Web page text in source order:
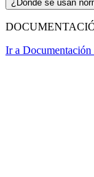
¿Dónde se usan
Ir a Documentación